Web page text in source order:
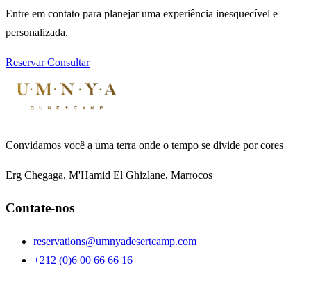
Entre em contato para planejar uma experiência inesquecível e
personalizada.
ReservarConsultar
Convidamos você a uma terra onde o tempo se divide por cores
Erg Chegaga, M'Hamid El Ghizlane, Marrocos
Contate-nos
reservations@umnyadesertcamp.com
+212 (0)6 00 66 66 16